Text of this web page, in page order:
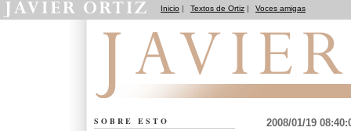
Inicio | Textos de Ortiz | Voces amigas
2008/01/19
SOBRE ESTO